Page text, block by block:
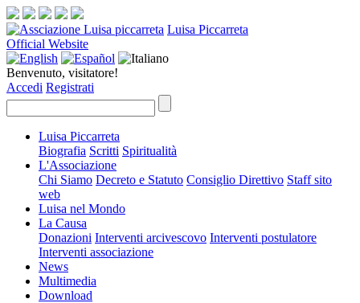
Luisa Piccarreta
Official Website
Benvenuto, visitatore!
Accedi Registrati
Luisa Piccarreta
Biografia Scritti Spiritualità
L'Associazione
Chi Siamo Decreto e Statuto Consiglio Direttivo Staff sito
web
Luisa nel Mondo
La Causa
Donazioni Interventi arcivescovo Interventi postulatore
Interventi associazione
News
Multimedia
Download